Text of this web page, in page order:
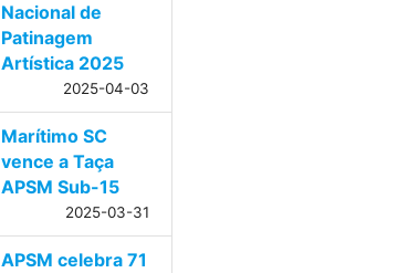
Nacional de
Patinagem
Artística 2025
2025-04-03
Marítimo SC
vence a Taça
APSM Sub-15
2025-03-31
APSM celebra 71